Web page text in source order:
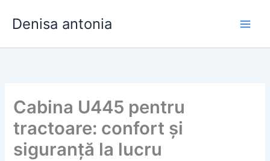
Denisa antonia
Cabina U445 pentru
tractoare: confort și
siguranță la lucru